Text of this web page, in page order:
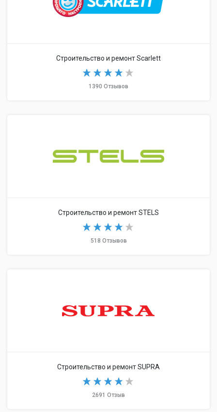
Строительство и ремонт Scarlett
1390 Отзывов
Строительство и ремонт STELS
518 Отзывов
Строительство и ремонт SUPRA
2691 Отзыв